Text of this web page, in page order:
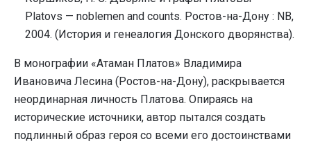
Platovs — noblemen and counts. Ростов-на-Дону : NB,
2004. (История и генеалогия Донского дворянства).
В монографии «Атаман Платов» Владимира
Ивановича Лесина (Ростов-на-Дону), раскрывается
неординарная личность Платова. Опираясь на
исторические источники, автор пытался создать
подлинный образ героя со всеми его достоинствами